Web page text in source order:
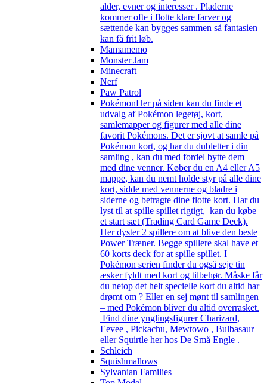
alder, evner og interesser . Pladerne
kommer ofte i flotte klare farver og
sættende kan bygges sammen så fantasien
kan få frit løb.
Mamamemo
Monster Jam
Minecraft
Nerf
Paw Patrol
PokémonHer på siden kan du finde et
udvalg af Pokémon legetøj, kort,
samlemapper og figurer med alle dine
favorit Pokémons. Det er sjovt at samle på
Pokémon kort, og har du dubletter i din
samling , kan du med fordel bytte dem
med dine venner. Køber du en A4 eller A5
mappe, kan du nemt holde styr på alle dine
kort, sidde med vennerne og bladre i
siderne og betragte dine flotte kort. Har du
lyst til at spille spillet rigtigt, kan du købe
et start sæt (Trading Card Game Deck).
Her dyster 2 spillere om at blive den beste
Power Træner. Begge spillere skal have et
60 korts deck for at spille spillet. I
Pokémon serien finder du også seje tin
æsker fyldt med kort og tilbehør. Måske får
du netop det helt specielle kort du altid har
drømt om ? Eller en sej mønt til samlingen
– med Pokémon bliver du altid overrasket.
Find dine ynglingsfigurer Charizard,
Eevee , Pickachu, Mewtowo , Bulbasaur
eller Squirtle her hos De Små Engle .
Schleich
Squishmallows
Sylvanian Families